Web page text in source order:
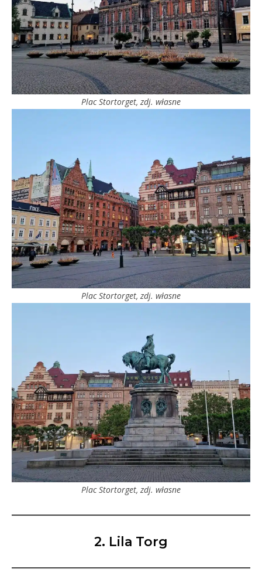
Plac Stortorget, zdj. własne
Plac Stortorget, zdj. własne
Plac Stortorget, zdj. własne
2. Lila Torg